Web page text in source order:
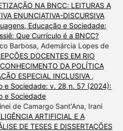
NA BNCC: LEITURAS A
ENUNCIATIVA-DISCURSIVA
Educação e Sociedade:
Que Currículo é a BNCC?
Barbosa, Ademárcia Lopes de
DOCENTES EM RIO
DA POLÍTICA
ESPECIAL INCLUSIVA ,
e Sociedade: v. 28 n. 57 (2024):
e Sociedade
de Camargo Sant'Ana, Irani
ARTIFICIAL E A
DE TESES E DISSERTAÇÕES